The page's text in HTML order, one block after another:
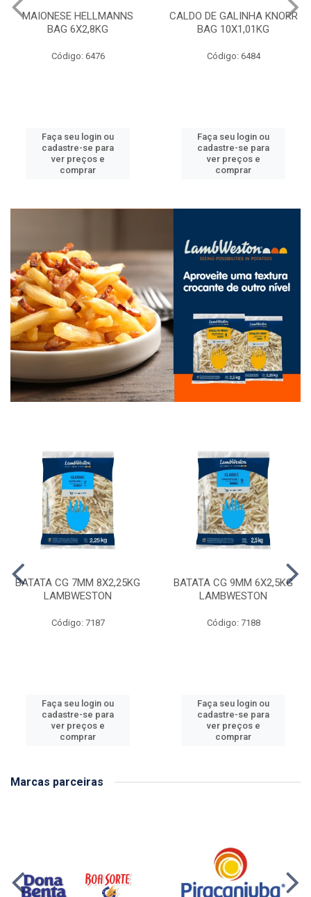
MAIONESE HELLMANNS
BAG 6X2,8KG
Código: 6476
Faça seu login ou
cadastre-se para
ver preços e
comprar
CALDO DE GALINHA KNORR
BAG 10X1,01KG
Código: 6484
Faça seu login ou
cadastre-se para
ver preços e
comprar
BATATA CG 7MM 8X2,25KG
LAMBWESTON
Código: 7187
Faça seu login ou
cadastre-se para
ver preços e
comprar
BATATA CG 9MM 6X2,5KG
LAMBWESTON
Código: 7188
Faça seu login ou
cadastre-se para
ver preços e
comprar
Marcas parceiras